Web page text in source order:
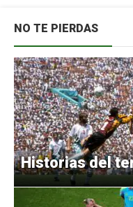
NO TE PIERDAS
Historias del